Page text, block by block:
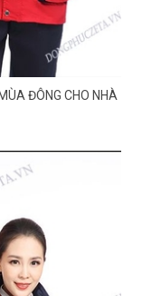
ĐÔNG CHO NHÀ